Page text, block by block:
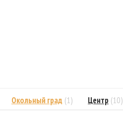
Окольный град (1) Центр (10)